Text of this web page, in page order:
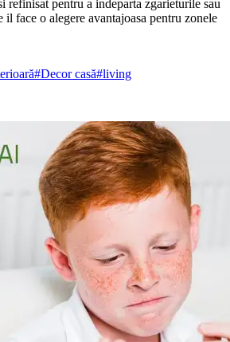
refinisat pentru a indeparta zgarieturile sau
il face o alegere avantajoasa pentru zonele
#Decor casă#living